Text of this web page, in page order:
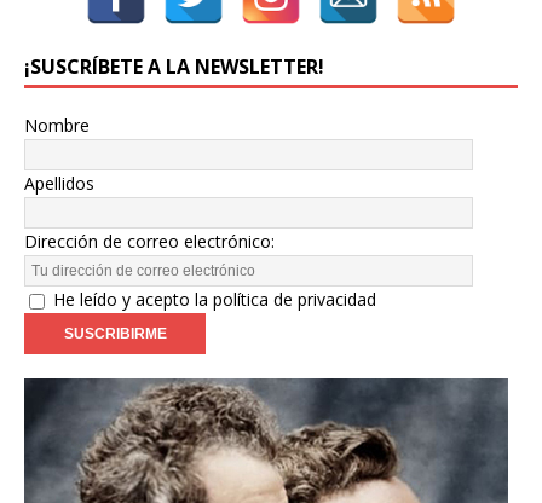
¡SUSCRÍBETE A LA NEWSLETTER!
Nombre
Apellidos
Dirección de correo electrónico:
He leído y acepto la política de privacidad